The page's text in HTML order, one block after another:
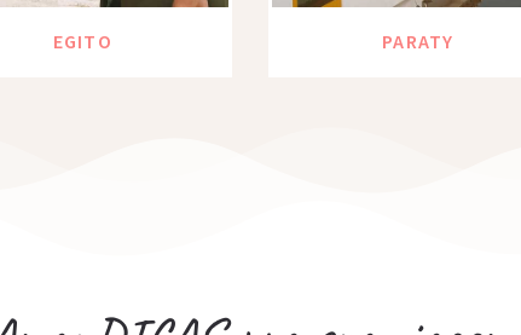
EGITO PARATY